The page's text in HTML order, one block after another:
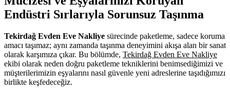
Endüstri Sırlarıyla Sorunsuz Taşınma
Tekirdağ Evden Eve Nakliye sürecinde paketleme, sadece koruma
amacı taşımaz; aynı zamanda taşınma deneyimini akışa alan bir sanat
olarak karşımıza çıkar. Bu bölümde, Tekirdağ Evden Eve Nakliye
ekibi olarak neden doğru paketleme tekniklerini benimsediğimizi ve
müşterilerimizin eşyalarını nasıl güvenle yeni adreslerine taşıdığımızı
birlikte keşfedeceğiz.